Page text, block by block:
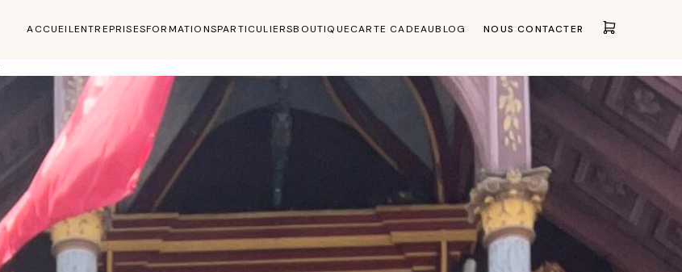
ACCUEILENTREPRISESFORMATIONSPARTICULIERSBOUTIQUECARTE CADEAUBLOG NOUS CONTACTER